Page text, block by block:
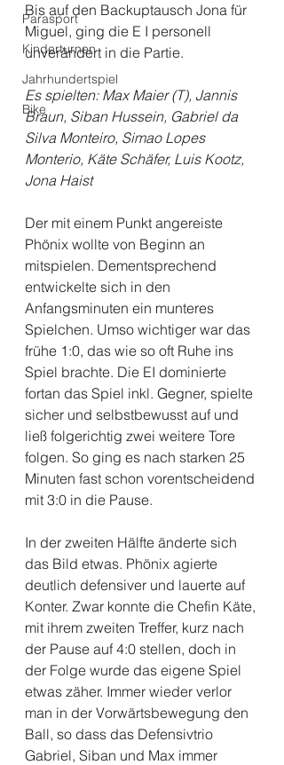
Parasport
Kinderturnen
Jahrhundertspiel
Bike
Bis auf den Backuptausch Jona für
Miguel, ging die E I personell
unverändert in die Partie.
Es spielten: Max Maier (T), Jannis
Braun, Siban Hussein, Gabriel da
Silva Monteiro, Simao Lopes
Monterio, Käte Schäfer, Luis Kootz,
Jona Haist
Der mit einem Punkt angereiste
Phönix wollte von Beginn an
mitspielen. Dementsprechend
entwickelte sich in den
Anfangsminuten ein munteres
Spielchen. Umso wichtiger war das
frühe 1:0, das wie so oft Ruhe ins
Spiel brachte. Die EI dominierte
fortan das Spiel inkl. Gegner, spielte
sicher und selbstbewusst auf und
ließ folgerichtig zwei weitere Tore
folgen. So ging es nach starken 25
Minuten fast schon vorentscheidend
mit 3:0 in die Pause.
In der zweiten Hälfte änderte sich
das Bild etwas. Phönix agierte
deutlich defensiver und lauerte auf
Konter. Zwar konnte die Chefin Käte,
mit ihrem zweiten Treffer, kurz nach
der Pause auf 4:0 stellen, doch in
der Folge wurde das eigene Spiel
etwas zäher. Immer wieder verlor
man in der Vorwärtsbewegung den
Ball, so dass das Defensivtrio
Gabriel, Siban und Max immer